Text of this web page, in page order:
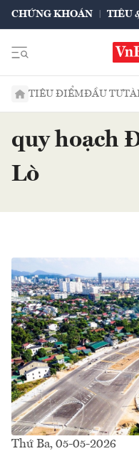
CHỨNG KHOÁN TIÊU
TIÊU ĐIỂMĐẦU TƯ
quy hoạch
Lò
Thứ Ba, 05-05-2026